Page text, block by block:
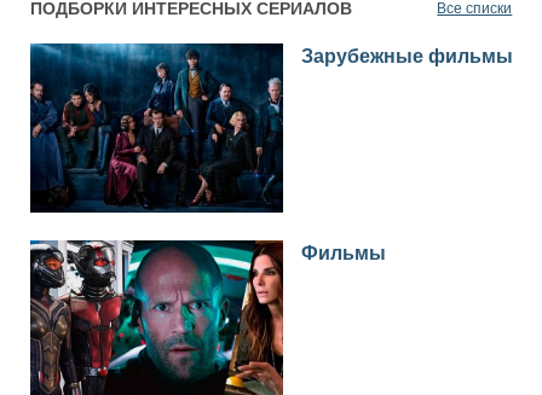
ПОДБОРКИ ИНТЕРЕСНЫХ СЕРИАЛОВ Все списки
Зарубежные фильмы
Фильмы